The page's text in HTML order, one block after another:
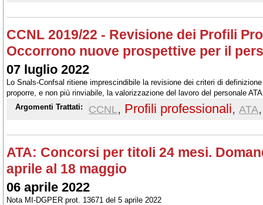
CCNL 2019/22 - Revisione dei Profili
Occorrono nuove prospettive per il
07 luglio 2022
Lo Snals-Confsal ritiene imprescindibile la revisione dei criteri di
proporre, e non più rinviabile, la valorizzazione del lavoro del personale
delle posizioni economiche e degli incarichi specifici
Argomenti Trattati: CCNL, Profili professionali, ATA,
ATA: Concorsi per titoli 24 mesi.
aprile al 18 maggio
06 aprile 2022
Nota MI-DGPER prot. 13671 del 5 aprile 2022